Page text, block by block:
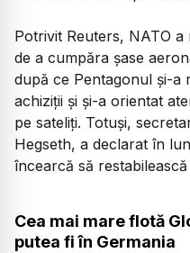
Potrivit Reuters, NATO
de a cumpăra șase
după ce Pentagonul și-
achiziții și și-a orientat
pe sateliți. Totuși,
Hegseth, a declarat în
încearcă să
Cea mai mare flotă
putea fi în Germania